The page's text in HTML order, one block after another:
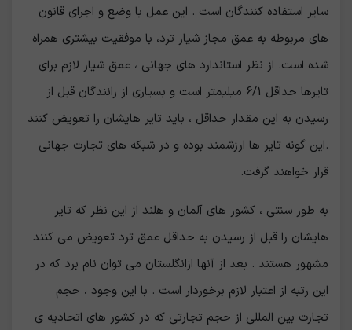
سایر استفاده کنندگان است . این عمل با وضع و اجرای قانون
های مربوطه به عمق مجاز شیار ترد، با موفقیت بیشتری همراه
شده است. از نظر استاندارد های جهانی ، عمق شیار لازم برای
تایرها حداقل 6/1 میلیمتر است و بسیاری از رانندگان قبل از
رسیدن به این مقدار حداقل ، باید تایر هایشان را تعویض کنند
.این گونه تایر ها ارزشمند بوده و در شبکه های تجارت جهانی
قرار خواهند گرفت.
به طور سنتی ، کشور های آلمان و هلند از این نظر که تایر
هایشان را قبل از رسیدن به حداقل عمق ترد تعویض می کنند
مشهور هستند . بعد از آنها ازانگلستان می توان نام برد که در
این رتبه از اعتبار لازم برخوردار است . با این وجود ، حجم
تجارت بین المللی از حجم تجارتی که در کشور های اتحادیه ی